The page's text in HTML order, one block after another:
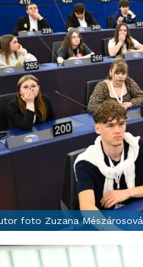
foto Zuzana Mészárosová